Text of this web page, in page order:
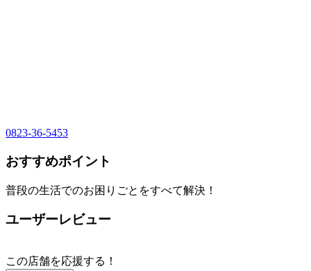
0823-36-5453
おすすめポイント
普段の生活でのお困りごとをすべて解決！
ユーザーレビュー
この店舗を応援する！